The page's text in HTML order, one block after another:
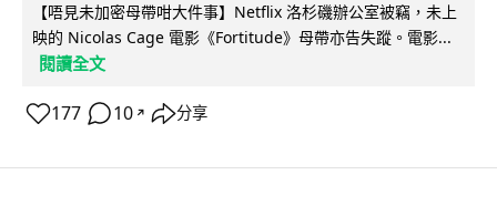
【唔見未加密母帶咁大件事】Netflix 洛杉磯辦公室被竊，未上
映的 Nicolas Cage 電影《Fortitude》母帶亦告失蹤。電影...
閱讀全文
177 10 ↗ 分享